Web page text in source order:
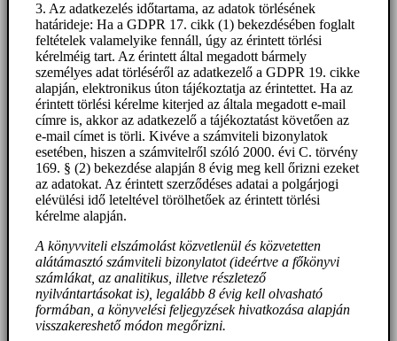
3. Az adatkezelés időtartama, az adatok törlésének
határideje: Ha a GDPR 17. cikk (1) bekezdésében foglalt
feltételek valamelyike fennáll, úgy az érintett törlési
kérelméig tart. Az érintett által megadott bármely
személyes adat törléséről az adatkezelő a GDPR 19. cikke
alapján, elektronikus úton tájékoztatja az érintettet. Ha az
érintett törlési kérelme kiterjed az általa megadott e-mail
címre is, akkor az adatkezelő a tájékoztatást követően az
e-mail címet is törli. Kivéve a számviteli bizonylatok
esetében, hiszen a számvitelről szóló 2000. évi C. törvény
169. § (2) bekezdése alapján 8 évig meg kell őrizni ezeket
az adatokat. Az érintett szerződéses adatai a polgárjogi
elévülési idő leteltével törölhetőek az érintett törlési
kérelme alapján.
A könyvviteli elszámolást közvetlenül és közvetetten
alátámasztó számviteli bizonylatot (ideértve a főkönyvi
számlákat, az analitikus, illetve részletező
nyilvántartásokat is), legalább 8 évig kell olvasható
formában, a könyvelési feljegyzések hivatkozása alapján
visszakereshető módon megőrizni.